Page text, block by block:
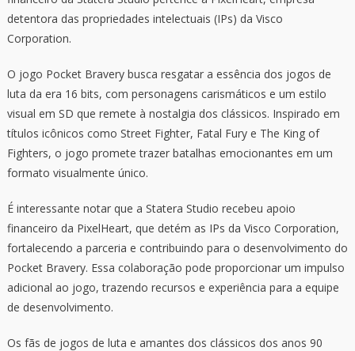
detentora das propriedades intelectuais (IPs) da Visco
Corporation.
O jogo Pocket Bravery busca resgatar a essência dos jogos de
luta da era 16 bits, com personagens carismáticos e um estilo
visual em SD que remete à nostalgia dos clássicos. Inspirado em
títulos icônicos como Street Fighter, Fatal Fury e The King of
Fighters, o jogo promete trazer batalhas emocionantes em um
formato visualmente único.
É interessante notar que a Statera Studio recebeu apoio
financeiro da PixelHeart, que detém as IPs da Visco Corporation,
fortalecendo a parceria e contribuindo para o desenvolvimento do
Pocket Bravery. Essa colaboração pode proporcionar um impulso
adicional ao jogo, trazendo recursos e experiência para a equipe
de desenvolvimento.
Os fãs de jogos de luta e amantes dos clássicos dos anos 90